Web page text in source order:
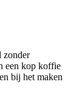
zonder
een kop koffie
bij het maken